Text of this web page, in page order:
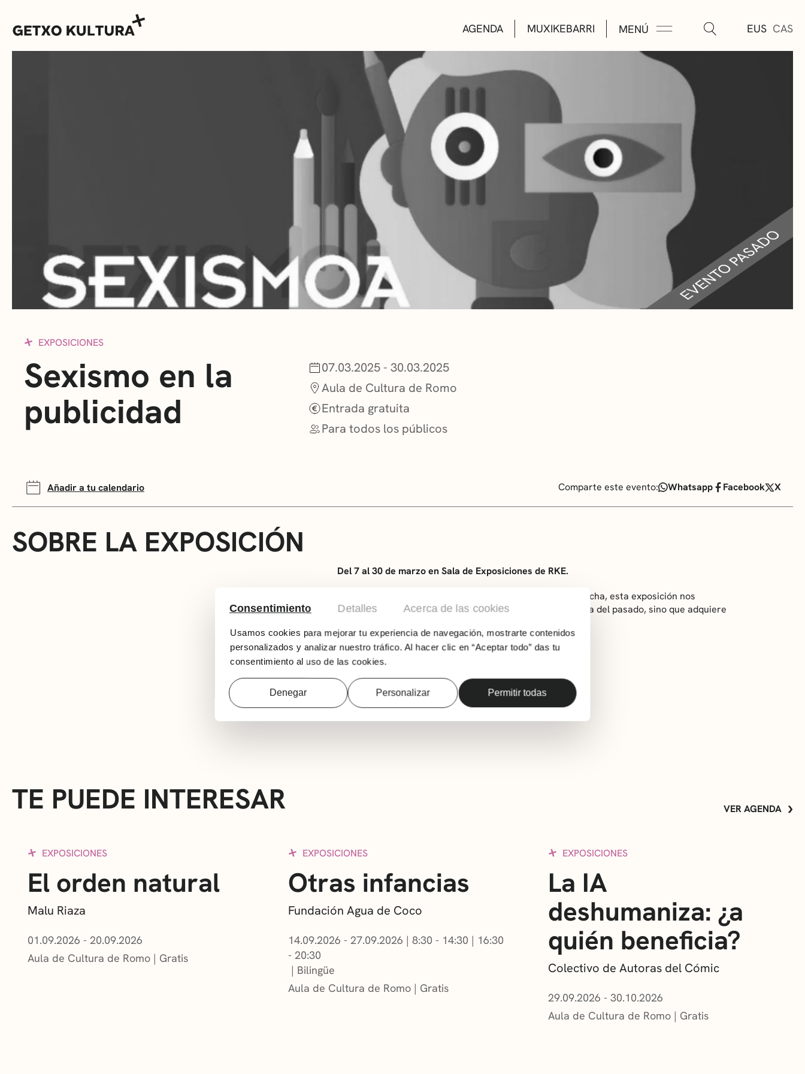
Consentimiento Detalles Acerca de las cookies
Usamos cookies para mejorar tu experiencia de navegación, mostrarte contenidos
personalizados y analizar nuestro tráfico. Al hacer clic en “Aceptar todo” das tu
consentimiento al uso de las cookies.
Denegar Personalizar Permitir todas
AGENDA MUXIKEBARRI MENÚ EUS CAS
ENTRADAS
AULAS DE CULTURA
BIBLIOTECAS
ESCUELA DE MÚSICA
CONVOCATORIAS
NOTICIAS
ASOCIACIONES CULTURALES
EXPOSICIONES
Sexismo en la
publicidad
07.03.2025 - 30.03.2025
Aula de Cultura de Romo
Entrada gratuita
Para todos los públicos
Añadir a tu calendario Comparte este evento: Whatsapp Facebook X
SOBRE LA EXPOSICIÓN
Del 7 al 30 de marzo en Sala de Exposiciones de RKE.
Gracias al trabajo de investigación de Pablo Vidal Vanaclocha, esta exposición nos
muestra ejemplos de una publicidad sexista que no es cosa del pasado, sino que adquiere
HORARIO
8:30-21:30
TE PUEDE INTERESAR VER AGENDA
EXPOSICIONES
El orden natural
Malu Riaza
01.09.2026 - 20.09.2026
Aula de Cultura de Romo
Gratis
EXPOSICIONES
Otras infancias
Fundación Agua de Coco
14.09.2026 - 27.09.2026 | 8:30 - 14:30 | 16:30
- 20:30
Bilingüe
Aula de Cultura de Romo
Gratis
EXPOSICIONES
La IA
deshumaniza: ¿a
quién beneficia?
Colectivo de Autoras del Cómic
29.09.2026 - 30.10.2026
Aula de Cultura de Romo
Gratis